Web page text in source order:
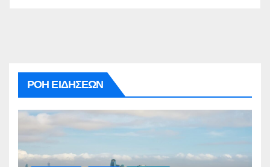
ΡΟΗ ΕΙΔΗΣΕΩΝ